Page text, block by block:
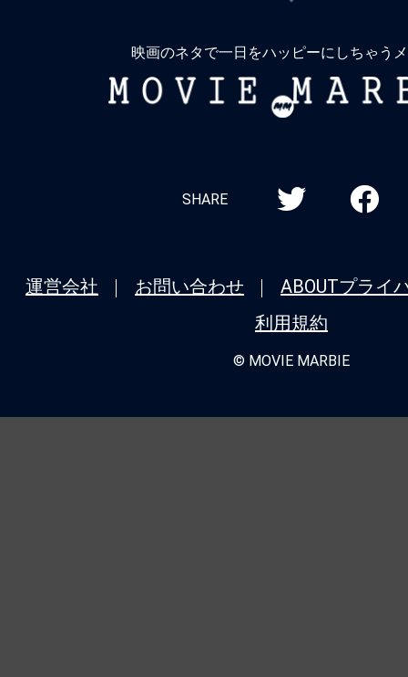
映画のネタで一日をハッピーにしちゃう
MOVIE
SHARE
運営会社 お問い合わせ ABOUTプライ
利用規約
© MOVIE MARBIE